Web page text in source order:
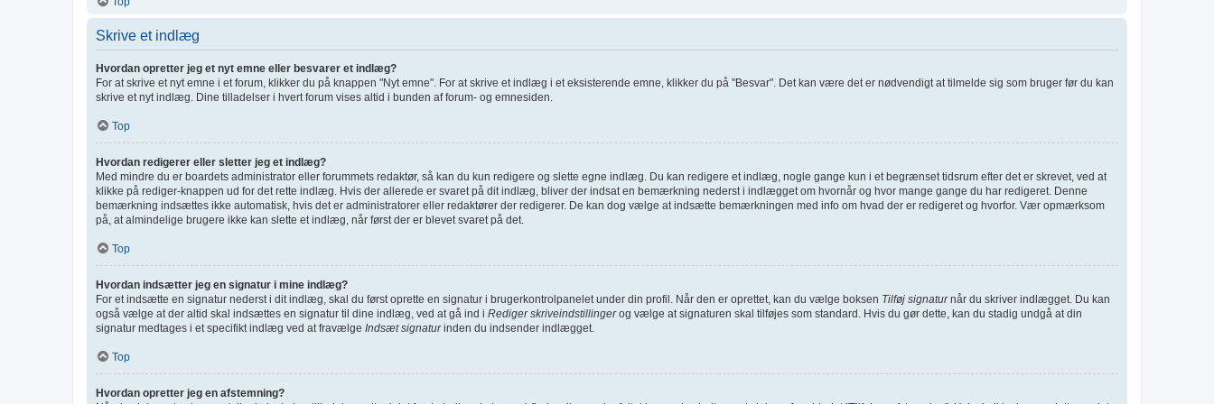
Skrive et indlæg
Hvordan opretter jeg et nyt emne eller besvarer et indlæg?
For at skrive et nyt emne i et forum, klikker du på knappen "Nyt emne". For at skrive et indlæg i et eksisterende emne, klikker du på "Besvar". Det kan være det er nødvendigt at tilmelde sig som bruger før du kan
skrive et nyt indlæg. Dine tilladelser i hvert forum vises altid i bunden af forum- og emnesiden.
Top
Hvordan redigerer eller sletter jeg et indlæg?
Med mindre du er boardets administrator eller forummets redaktør, så kan du kun redigere og slette egne indlæg. Du kan redigere et indlæg, nogle gange kun i et begrænset tidsrum efter det er skrevet, ved at
klikke på rediger-knappen ud for det rette indlæg. Hvis der allerede er svaret på dit indlæg, bliver der indsat en bemærkning nederst i indlægget om hvornår og hvor mange gange du har redigeret. Denne
bemærkning indsættes ikke automatisk, hvis det er administratorer eller redaktører der redigerer. De kan dog vælge at indsætte bemærkningen med info om hvad der er redigeret og hvorfor. Vær opmærksom
på, at almindelige brugere ikke kan slette et indlæg, når først der er blevet svaret på det.
Top
Hvordan indsætter jeg en signatur i mine indlæg?
For et indsætte en signatur nederst i dit indlæg, skal du først oprette en signatur i brugerkontrolpanelet under din profil. Når den er oprettet, kan du vælge boksen Tilføj signaturnår du skriver indlægget. Du kan
også vælge at der altid skal indsættes en signatur til dine indlæg, ved at gå ind i Rediger skriveindstillingerog vælge at signaturen skal tilføjes som standard. Hvis du gør dette, kan du stadig undgå at din
signatur medtages i et specifikt indlæg ved at fravælge Indsæt signaturinden du indsender indlægget.
Top
Hvordan opretter jeg en afstemning?